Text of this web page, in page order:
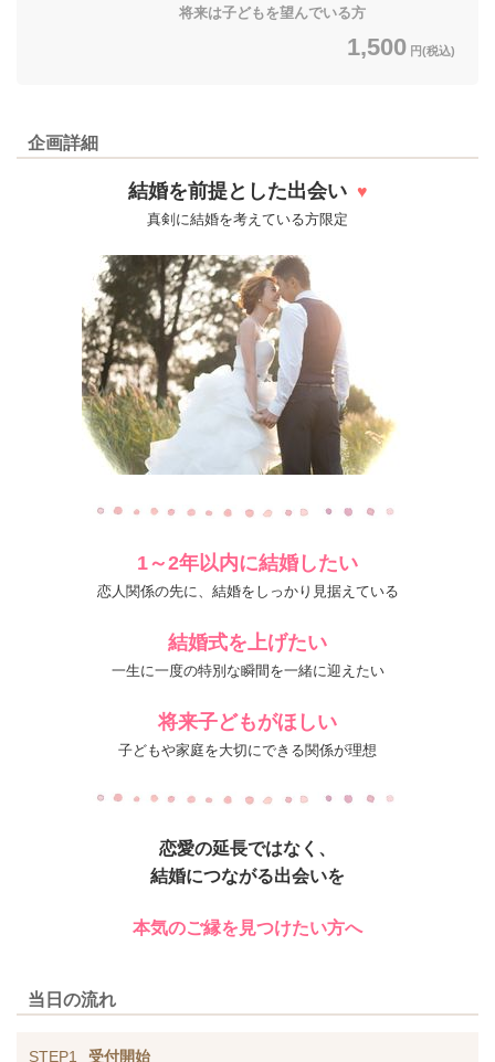
将来は子どもを望んでいる方
1,500 円(税込)
企画詳細
結婚を前提とした出会い ♥
真剣に結婚を考えている方限定
1～2年以内に結婚したい
恋人関係の先に、結婚をしっかり見据えている
結婚式を上げたい
一生に一度の特別な瞬間を一緒に迎えたい
将来子どもがほしい
子どもや家庭を大切にできる関係が理想
恋愛の延長ではなく、
結婚につながる出会いを
本気のご縁を見つけたい方へ
当日の流れ
STEP1 受付開始